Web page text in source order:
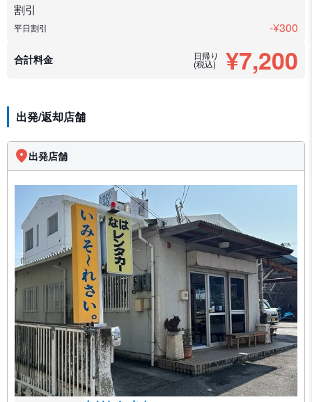
割引
平日割引 -¥300
合計料金 日帰り
(税込) ¥7,200
出発/返却店舗
出発店舗